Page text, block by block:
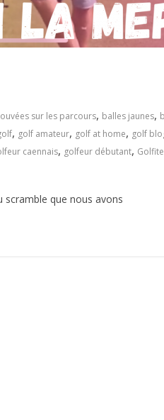
sur les parcours, balles jaunes,
, golf amateur, golf at home, golf
caennais, golfeur débutant,
scramble que nous avons